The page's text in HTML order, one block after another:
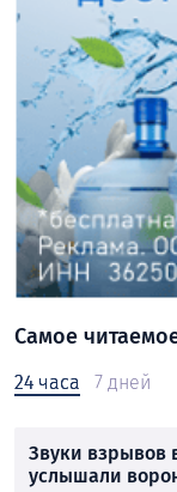
Самое
24 часа 7 дней
Звуки взрывов
услышали